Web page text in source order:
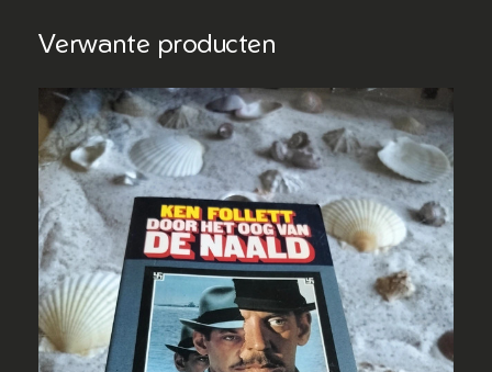
e
o
o
m
d
u
i
v
e
l
s
Verwante producten